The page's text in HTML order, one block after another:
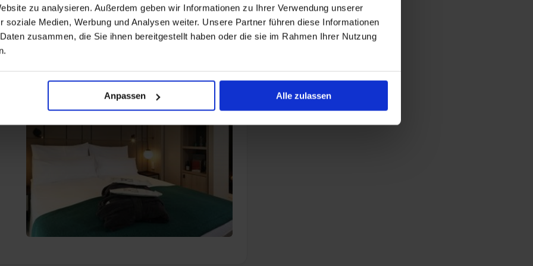
zu analysieren. Außerdem geben wir Informationen zu Ihrer Verwendung unserer
soziale Medien, Werbung und Analysen weiter. Unsere Partner führen diese Informationen
zusammen, die Sie ihnen bereitgestellt haben oder die sie im Rahmen Ihrer Nutzung
Anpassen Alle zulassen
Tischzeiten
Getränke
Grundrisse